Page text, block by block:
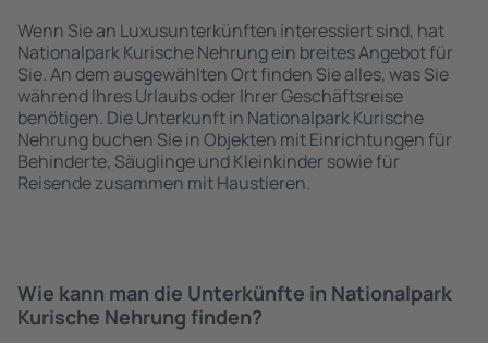
Wenn Sie an Luxusunterkünften interessiert sind, hat
Nationalpark Kurische Nehrung ein breites Angebot für
Sie. An dem ausgewählten Ort finden Sie alles, was Sie
während Ihres Urlaubs oder Ihrer Geschäftsreise
benötigen. Die Unterkunft in Nationalpark Kurische
Nehrung buchen Sie in Objekten mit Einrichtungen für
Behinderte, Säuglinge und Kleinkinder sowie für
Reisende zusammen mit Haustieren.
Wie kann man die Unterkünfte in Nationalpark
Kurische Nehrung finden?